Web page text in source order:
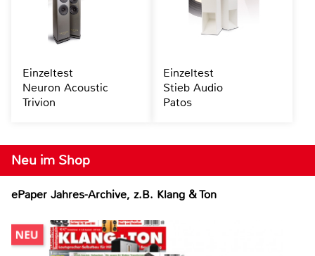
Neu im Shop
ePaper Jahres-Archive, z.B. Klang & Ton
Einzeltest
Neuron Acoustic
Trivion
Einzeltest
Stieb Audio
Patos